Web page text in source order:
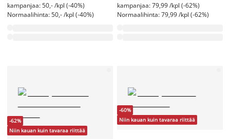
kampanjaa: 50,- /kpl (-40%)
Normaalihinta: 50,- /kpl (-40%)
kampanjaa: 79,99 /kpl (-62%)
Normaalihinta: 79,99 /kpl (-62%)
-62%
Niin kauan kuin tavaraa riittää
-60%
Niin kauan kuin tavaraa riittää